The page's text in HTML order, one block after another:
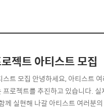
젝트 아티스트 모집
트 모집 안녕하세요, 아티스트
프로젝트를 추진하고 있습니다
께 실현해 나갈 아티스트 여러분